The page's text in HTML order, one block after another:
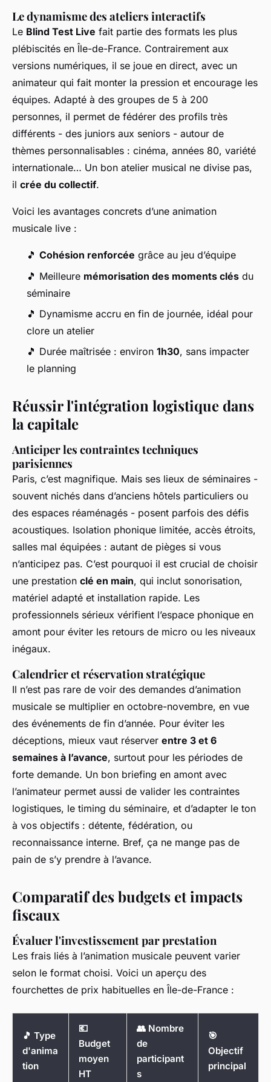
Le dynamisme des ateliers interactifs
Le Blind Test Live fait partie des formats les plus
plébiscités en Île-de-France. Contrairement aux
versions numériques, il se joue en direct, avec un
animateur qui fait monter la pression et encourage les
équipes. Adapté à des groupes de 5 à 200
personnes, il permet de fédérer des profils très
différents - des juniors aux seniors - autour de
thèmes personnalisables : cinéma, années 80, variété
internationale… Un bon atelier musical ne divise pas,
il crée du collectif.
Voici les avantages concrets d’une animation
musicale live :
🎵 Cohésion renforcée grâce au jeu d’équipe
🎵 Meilleure mémorisation des moments clés du
séminaire
🎵 Dynamisme accru en fin de journée, idéal pour
clore un atelier
🎵 Durée maîtrisée : environ 1h30, sans impacter
le planning
Réussir l'intégration logistique dans
la capitale
Anticiper les contraintes techniques
parisiennes
Paris, c’est magnifique. Mais ses lieux de séminaires -
souvent nichés dans d’anciens hôtels particuliers ou
des espaces réaménagés - posent parfois des défis
acoustiques. Isolation phonique limitée, accès étroits,
salles mal équipées : autant de pièges si vous
n’anticipez pas. C’est pourquoi il est crucial de choisir
une prestation clé en main, qui inclut sonorisation,
matériel adapté et installation rapide. Les
professionnels sérieux vérifient l’espace phonique en
amont pour éviter les retours de micro ou les niveaux
inégaux.
Calendrier et réservation stratégique
Il n’est pas rare de voir des demandes d’animation
musicale se multiplier en octobre-novembre, en vue
des événements de fin d’année. Pour éviter les
déceptions, mieux vaut réserver entre 3 et 6
semaines à l’avance, surtout pour les périodes de
forte demande. Un bon briefing en amont avec
l’animateur permet aussi de valider les contraintes
logistiques, le timing du séminaire, et d’adapter le ton
à vos objectifs : détente, fédération, ou
reconnaissance interne. Bref, ça ne mange pas de
pain de s’y prendre à l’avance.
Comparatif des budgets et impacts
fiscaux
Évaluer l'investissement par prestation
Les frais liés à l’animation musicale peuvent varier
selon le format choisi. Voici un aperçu des
fourchettes de prix habituelles en Île-de-France :
🎵 Type
d'anima
tion
💶
Budget
moyen
HT
👥 Nombre
de
participant
s
🎯
Objectif
principal